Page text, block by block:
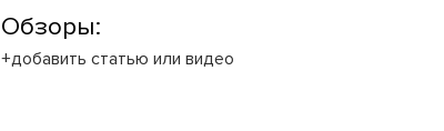
Обзоры:
+добавить статью или видео